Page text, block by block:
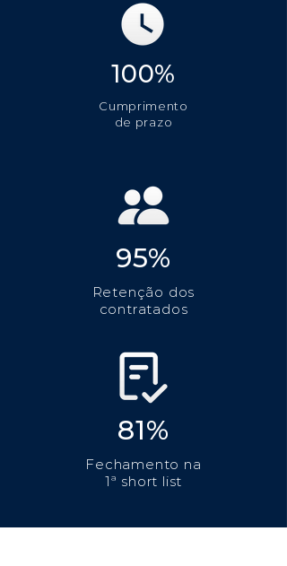
100%
Cumprimento
de prazo
95%
Retenção dos
contratados
81%
Fechamento na
1ª short list